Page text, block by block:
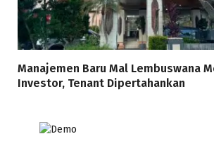
Manajemen Baru Mal Lembuswana
Investor, Tenant Dipertahankan